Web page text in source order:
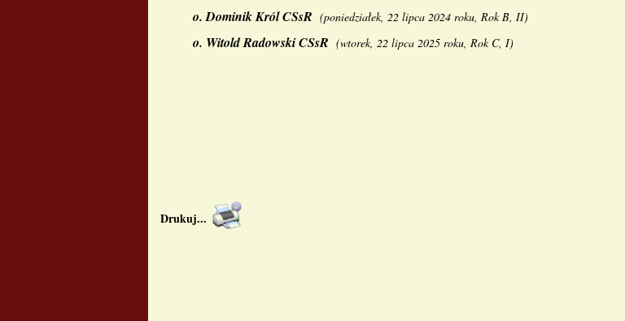
o.Dominik Król CSsR (poniedziałek, 22 lipca 2024 roku, Rok B, II)
o. Witold Radowski CSsR (wtorek, 22 lipca 2025 roku, Rok C, I)
Drukuj...